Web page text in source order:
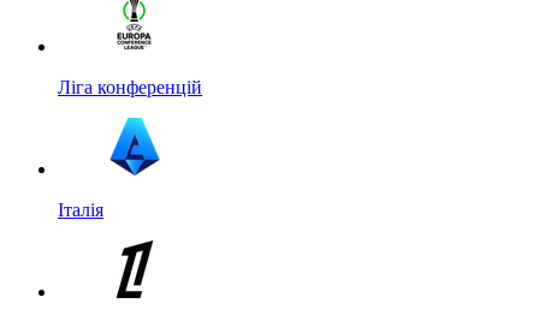
Ліга конференцій
Італія